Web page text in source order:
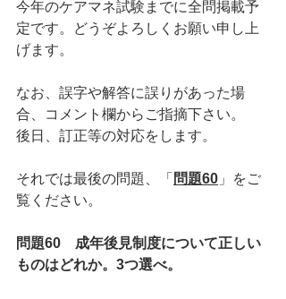
今年のケアマネ試験までに全問掲載予
定です。どうぞよろしくお願い申し上
げます。
なお、誤字や解答に誤りがあった場
合、コメント欄からご指摘下さい。
後日、訂正等の対応をします。
それでは最後の問題、「 問題60 」をご
覧ください。
問題60　成年後見制度について正しい
ものはどれか。3つ選べ。